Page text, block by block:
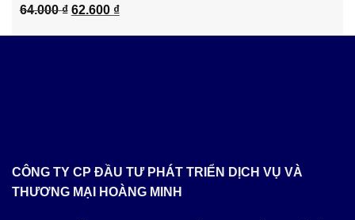
64.000₫ Giá
62.600 ₫Giá
CÔNG TY CP ĐẦU TƯ PHÁT TRIỂN DỊCH VỤ VÀ
THƯƠNG MẠI HOÀNG MINH